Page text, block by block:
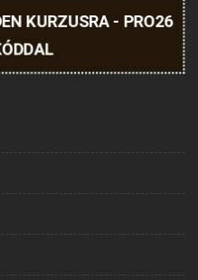
KURZUSRA - PRO26